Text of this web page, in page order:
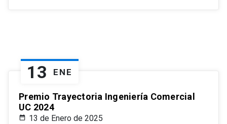
13 ENE
Premio Trayectoria Ingeniería Comercial
UC 2024
13 de Enero de 2025